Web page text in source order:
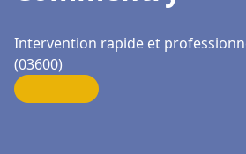
Intervention rapide et
(03600)